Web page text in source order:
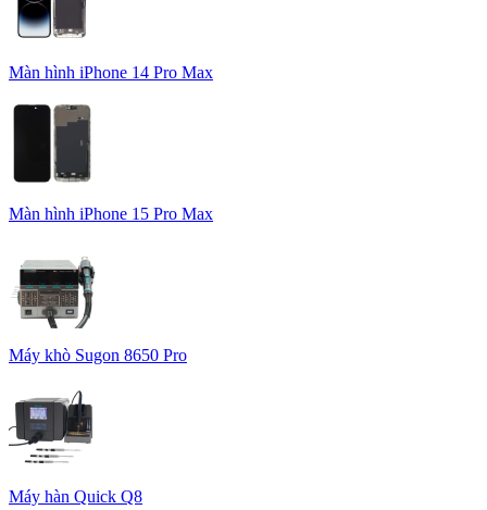
Màn hình iPhone 14 Pro Max
Màn hình iPhone 15 Pro Max
Máy khò Sugon 8650 Pro
Máy hàn Quick Q8